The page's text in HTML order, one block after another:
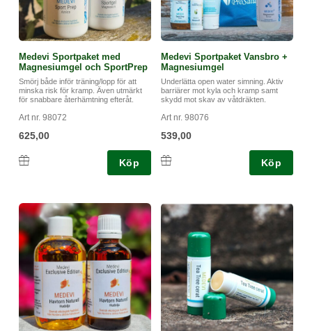
En folder med Tips & Råd hur du på bästa sätt sköter dina
händer.
Gillar du att arbeta in din trädgård hittar du mängder med tips
och råd här
till torra fötter.
Säg till om du även vill ha foldern Fina Fötter
Medevi Sportpaket med
Magnesiumgel och SportPrep
Smörj både inför träning/lopp för att
minska risk för kramp. Även utmärkt
för snabbare återhämtning efteråt.
Art nr. 98072
625,00
Köp
Medevi Sportpaket Vansbro +
Magnesiumgel
Underlätta open water simning. Aktiv
barriärer mot kyla och kramp samt
skydd mot skav av våtdräkten.
Art nr. 98076
539,00
Köp